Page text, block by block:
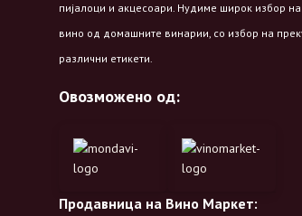
пијалоци и акцесоари. Нудиме широк избор
вино од домашните винарии, со избор на
различни етикети.
Овозможено од:
Продавница на Вино Маркет: